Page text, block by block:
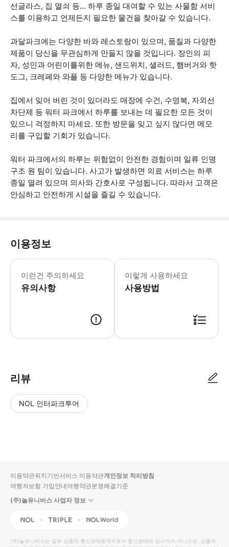
선글라스, 집 열쇠 등... 하루 종일 대여할 수 있는 사물함 서비
스를 이용하고 언제든지 필요한 물건을 찾아갈 수 있습니다.
과달파크에는 다양한 바와 레스토랑이 있으며, 품질과 다양한
제품이 당신을 무관심하게 만들지 않을 것입니다. 장인의 피
자, 성인과 어린이를위한 메뉴, 샌드위치, 샐러드, 햄버거와 핫
도그, 크레페와 와플 등 다양한 메뉴가 있습니다.
집에서 잊어 버린 것이 있더라도 매장에 수건, 수영복, 자외선
차단제 등 워터 파크에서 하루를 보내는 데 필요한 모든 것이
있으니 걱정하지 마세요. 또한 방문을 잊고 싶지 않다면 메모
리를 구입할 기회가 있습니다.
워터 파크에서의 하루는 위험없이 안전한 경험이며 일류 인명
구조 원 팀이 있습니다. 사고가 발생하면 의료 서비스는 하루
종일 열려 있으며 의사와 간호사로 구성됩니다. 따라서 고객은
안심하고 안전하게 시설을 즐길 수 있습니다.
이용정보
이런건 주의하세요
유의사항
운영 시간: 5월 31일부터 6월 27일까
이렇게 사용하세요
사용방법
리뷰
NOL 인터파크투어
입니
다.
높
동
순
상
이용약관위치기반서비스 이용약관개인정보 처리방침
여행자보험 가입안내여행약관분쟁해결기준
(주)놀유니버스 사업자 정보
NOL Triple Interpark Global
(주)놀유니버스는 일부 상품의 통신판매중개자로서 통신판매의 당사자가 아니므로, 상품의